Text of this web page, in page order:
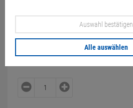
290.00 €
Auswahl bestätigen
Alle auswählen